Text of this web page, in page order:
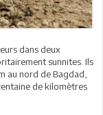
dans deux
sunnites. Ils
au nord de Bagdad,
de kilomètres